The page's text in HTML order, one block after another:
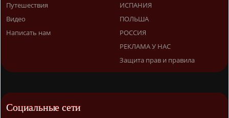
Путешествия
Видео
Написать нам
ИСПАНИЯ
ПОЛЬША
РОССИЯ
РЕКЛАМА У НАС
Защита прав и правила
Социальные сети